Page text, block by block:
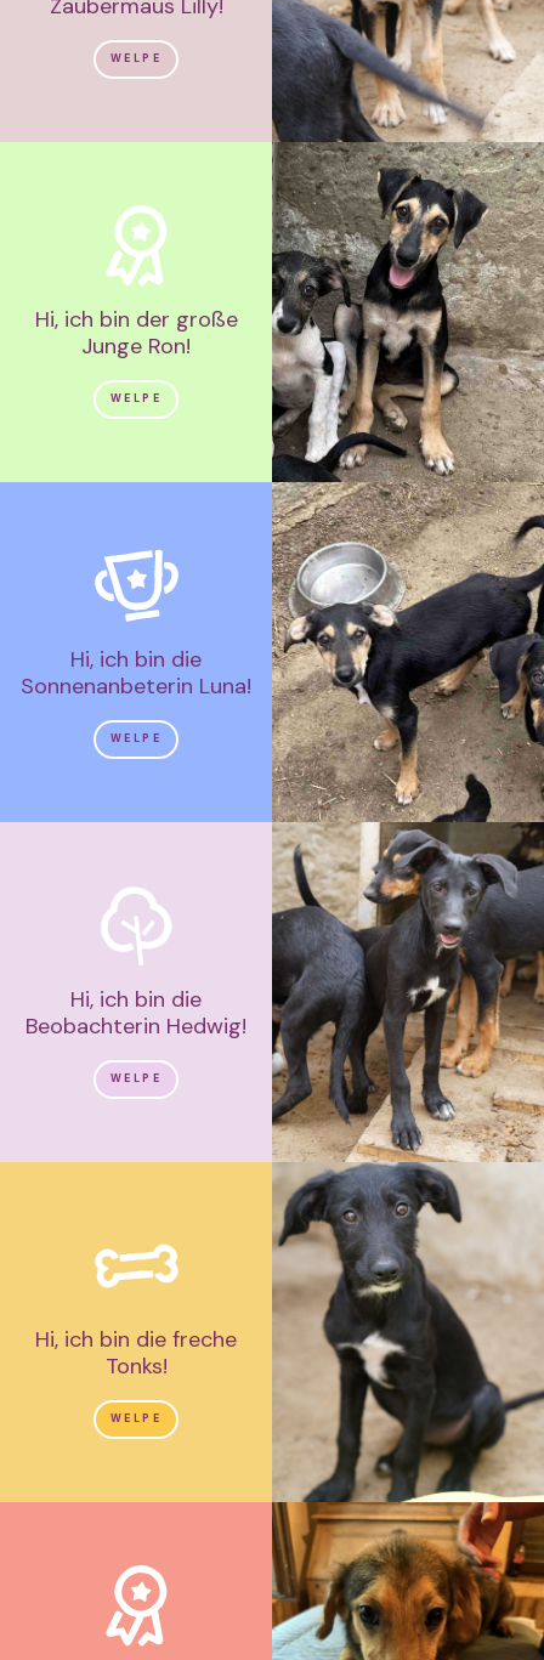
Zaubermaus Lilly!
WELPE
Hi, ich bin der große
Junge Ron!
WELPE
Hi, ich bin die
Sonnenanbeterin Luna!
WELPE
Hi, ich bin die
Beobachterin Hedwig!
WELPE
Hi, ich bin die freche
Tonks!
WELPE